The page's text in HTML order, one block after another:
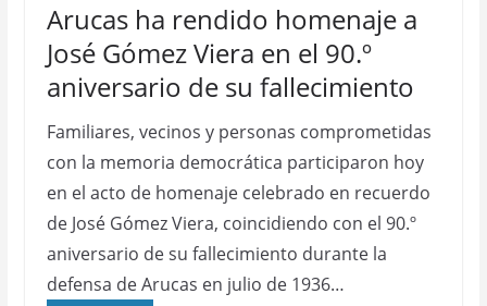
Arucas ha rendido homenaje a
José Gómez Viera en el 90.º
aniversario de su fallecimiento
Familiares, vecinos y personas comprometidas
con la memoria democrática participaron hoy
en el acto de homenaje celebrado en recuerdo
de José Gómez Viera, coincidiendo con el 90.º
aniversario de su fallecimiento durante la
defensa de Arucas en julio de 1936…